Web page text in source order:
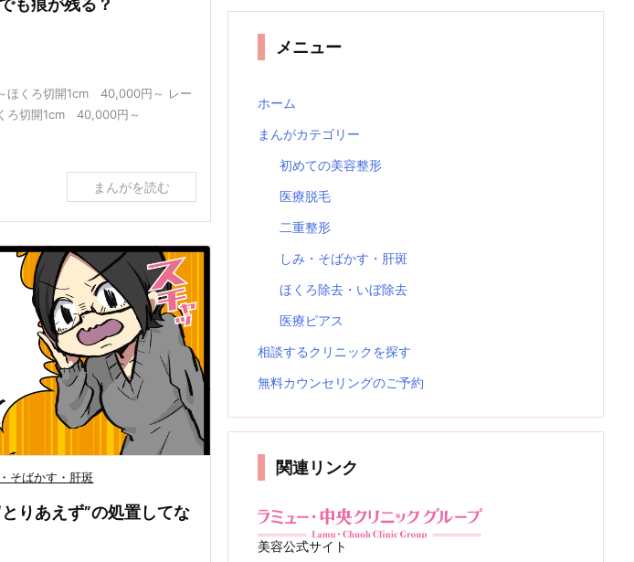
ほくろ切開1cm 40,000円～ レー
ろ切開1cm 40,000円～
まんがを読む
そばかす・肝斑
りあえず”の処置してな
メニュー
ホーム
まんがカテゴリー
初めての美容整形
医療脱毛
二重整形
しみ・そばかす・肝斑
ほくろ除去・いぼ除去
医療ピアス
相談するクリニックを探す
無料カウンセリングのご予約
関連リンク
美容公式サイト